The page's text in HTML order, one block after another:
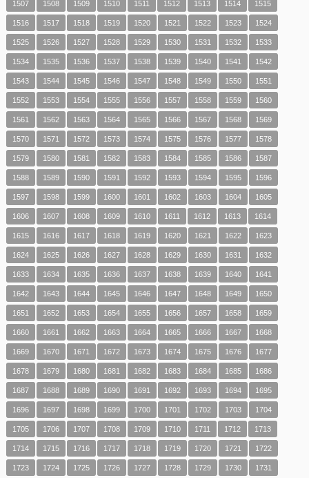
1507 1508 1509 1510 1511 1512 1513 1514 1515
1516 1517 1518 1519 1520 1521 1522 1523 1524
1525 1526 1527 1528 1529 1530 1531 1532 1533
1534 1535 1536 1537 1538 1539 1540 1541 1542
1543 1544 1545 1546 1547 1548 1549 1550 1551
1552 1553 1554 1555 1556 1557 1558 1559 1560
1561 1562 1563 1564 1565 1566 1567 1568 1569
1570 1571 1572 1573 1574 1575 1576 1577 1578
1579 1580 1581 1582 1583 1584 1585 1586 1587
1588 1589 1590 1591 1592 1593 1594 1595 1596
1597 1598 1599 1600 1601 1602 1603 1604 1605
1606 1607 1608 1609 1610 1611 1612 1613 1614
1615 1616 1617 1618 1619 1620 1621 1622 1623
1624 1625 1626 1627 1628 1629 1630 1631 1632
1633 1634 1635 1636 1637 1638 1639 1640 1641
1642 1643 1644 1645 1646 1647 1648 1649 1650
1651 1652 1653 1654 1655 1656 1657 1658 1659
1660 1661 1662 1663 1664 1665 1666 1667 1668
1669 1670 1671 1672 1673 1674 1675 1676 1677
1678 1679 1680 1681 1682 1683 1684 1685 1686
1687 1688 1689 1690 1691 1692 1693 1694 1695
1696 1697 1698 1699 1700 1701 1702 1703 1704
1705 1706 1707 1708 1709 1710 1711 1712 1713
1714 1715 1716 1717 1718 1719 1720 1721 1722
1723 1724 1725 1726 1727 1728 1729 1730 1731